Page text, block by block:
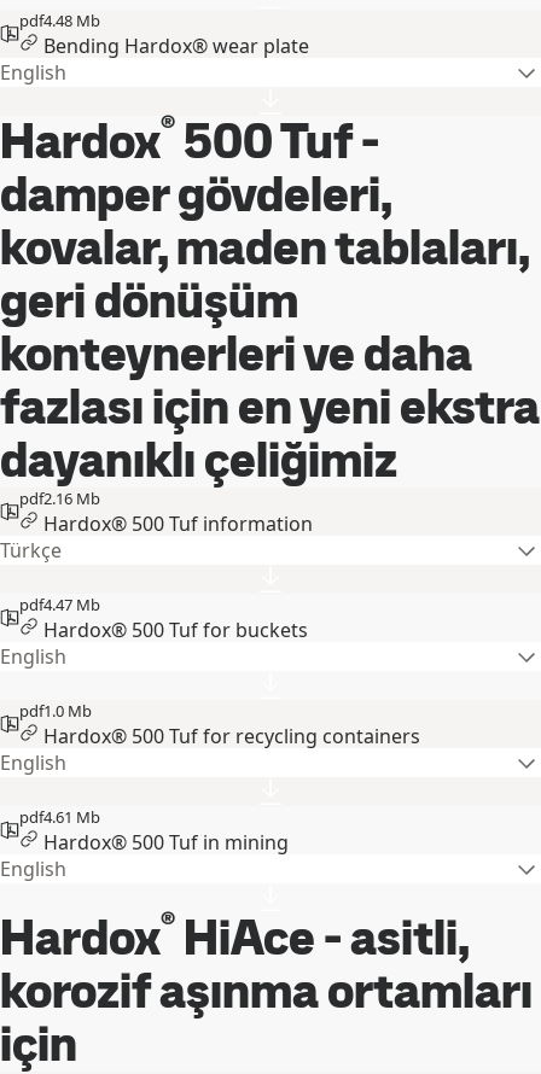
pdf4.48 Mb
Bending Hardox® wear plate
English
Hardox® 500 Tuf -
damper gövdeleri,
kovalar, maden tablaları,
geri dönüşüm
konteynerleri ve daha
fazlası için en yeni ekstra
dayanıklı çeliğimiz
pdf2.16 Mb
Hardox® 500 Tuf information
Türkçe
pdf4.47 Mb
Hardox® 500 Tuf for buckets
English
pdf1.0 Mb
Hardox® 500 Tuf for recycling containers
English
pdf4.61 Mb
Hardox® 500 Tuf in mining
English
Hardox® HiAce - asitli,
korozif aşınma ortamları
için